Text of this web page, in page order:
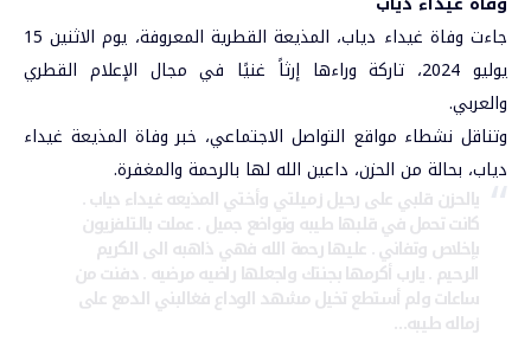
جاءت وفاة غيداء دياب، المذيعة القطرية المعروفة، يوم الاثنين 15
يوليو 2024، تاركة وراءها إرثاً غنيًا في مجال الإعلام القطري
والعربي.
وتناقل نشطاء مواقع التواصل الاجتماعي، خبر وفاة المذيعة غيداء
دياب، بحالة من الحزن، داعين الله لها بالرحمة والمغفرة.
يالحزن قلبي على رحيل زميلتي وأختي المذيعه غيداء دياب .
كانت تحمل في قلبها طيبه وتواضع جميل . عملت بالتلفزيون
بإخلاص وتفاني . عليها رحمة الله فهي ذاهبه الى الكريم
الرحيم . يارب أكرمها بجنتك واجعلها راضيه مرضيه . دفنت من
ساعات ولم أستطع تخيل مشهد الوداع فغالبني الدمع على
زماله طيبه…